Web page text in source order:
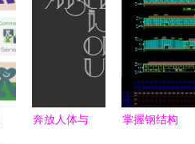
欣赏
特定主题获
奖作品揭晓
奔放人体与
掌握钢结构